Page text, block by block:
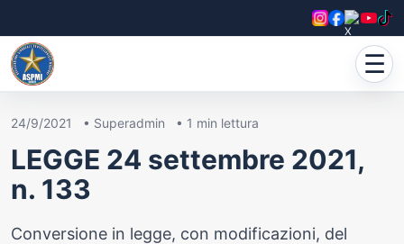
☰
24/9/2021 • Superadmin • 1 min lettura
LEGGE 24 settembre 2021,
n. 133
Conversione in legge, con modificazioni, del